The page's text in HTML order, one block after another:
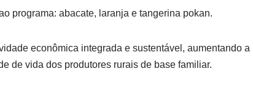
programa: abacate, laranja e tangerina pokan.
econômica integrada e sustentável, aumentando a
de vida dos produtores rurais de base familiar.